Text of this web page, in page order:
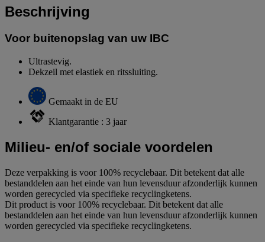
Beschrijving
Voor buitenopslag van uw IBC
Ultrastevig.
Dekzeil met elastiek en ritssluiting.
Gemaakt in de EU
Klantgarantie : 3 jaar
Milieu- en/of sociale voordelen
Deze verpakking is voor 100% recyclebaar. Dit betekent dat alle
bestanddelen aan het einde van hun levensduur afzonderlijk kunnen
worden gerecycled via specifieke recyclingketens.
Dit product is voor 100% recyclebaar. Dit betekent dat alle
bestanddelen aan het einde van hun levensduur afzonderlijk kunnen
worden gerecycled via specifieke recyclingketens.